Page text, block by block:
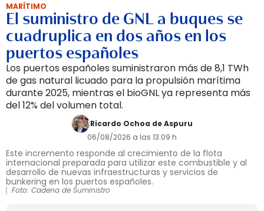
MARÍTIMO
El suministro de GNL a buques se
cuadruplica en dos años en los
puertos españoles
Los puertos españoles suministraron más de 8,1 TWh
de gas natural licuado para la propulsión marítima
durante 2025, mientras el bioGNL ya representa más
del 12% del volumen total.
Ricardo Ochoa de Aspuru
06/08/2026 a las 13:09 h
Este incremento responde al crecimiento de la flota
internacional preparada para utilizar este combustible y al
desarrollo de nuevas infraestructuras y servicios de
bunkering en los puertos españoles.
Foto: Cadena de Suministro